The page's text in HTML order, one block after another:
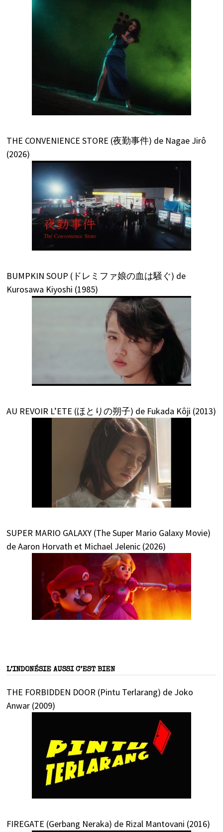
THE CONVENIENCE STORE (夜勤事件) de Nagae Jirô
(2026)
BUMPKIN SOUP (ドレミファ娘の血は騒ぐ) de
Kurosawa Kiyoshi (1985)
AU REVOIR L’ETE (ほとりの朔子) de Fukada Kôji (2013)
SUPER MARIO GALAXY (The Super Mario Galaxy Movie)
de Aaron Horvath et Michael Jelenic (2026)
L’INDONÉSIE AUSSI C’EST BIEN
THE FORBIDDEN DOOR (Pintu Terlarang) de Joko
Anwar (2009)
FIREGATE (Gerbang Neraka) de Rizal Mantovani (2016)